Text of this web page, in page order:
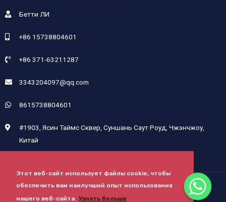
Этот веб-сайт использует файлы cookie, чтобы
обеспечить вам наилучший опыт использования
нашего веб-сайта. Узнать больше
Бетти ЛИ
+86 15738804601
+86 371-63211287
3343204097@qq.com
8615738804601
#1903, Ясин Таймс Сквер, Суншань Саут Роуд, Чжэнчжоу,
Китай
Авторские права © 2024 Henan Sicheng Abrasives Tech Co., Ltd.